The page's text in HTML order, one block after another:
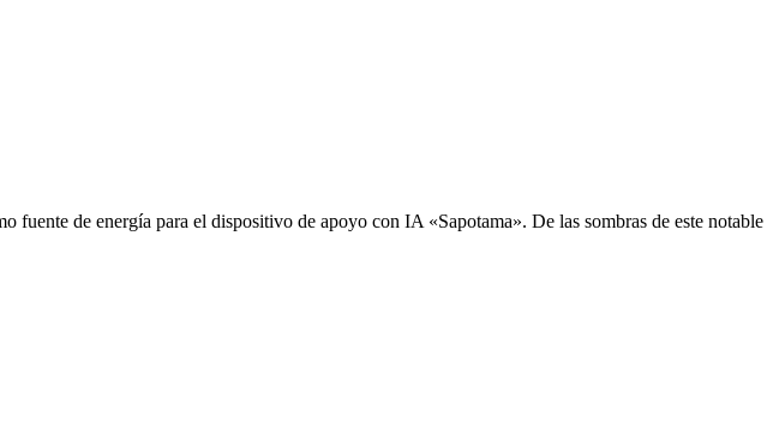
de energía para el dispositivo de apoyo con IA «Sapotama». De las sombras de este notable